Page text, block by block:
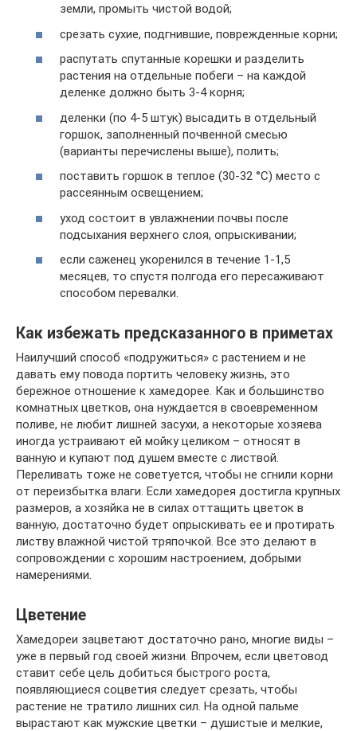
земли, промыть чистой водой;
срезать сухие, подгнившие, поврежденные корни;
распутать спутанные корешки и разделить
растения на отдельные побеги – на каждой
деленке должно быть 3-4 корня;
деленки (по 4-5 штук) высадить в отдельный
горшок, заполненный почвенной смесью
(варианты перечислены выше), полить;
поставить горшок в теплое (30-32 °С) место с
рассеянным освещением;
уход состоит в увлажнении почвы после
подсыхания верхнего слоя, опрыскивании;
если саженец укоренился в течение 1-1,5
месяцев, то спустя полгода его пересаживают
способом перевалки.
Как избежать предсказанного в приметах
Наилучший способ «подружиться» с растением и не
давать ему повода портить человеку жизнь, это
бережное отношение к хамедорее. Как и большинство
комнатных цветков, она нуждается в своевременном
поливе, не любит лишней засухи, а некоторые хозяева
иногда устраивают ей мойку целиком – относят в
ванную и купают под душем вместе с листвой.
Переливать тоже не советуется, чтобы не сгнили корни
от переизбытка влаги. Если хамедорея достигла крупных
размеров, а хозяйка не в силах оттащить цветок в
ванную, достаточно будет опрыскивать ее и протирать
листву влажной чистой тряпочкой. Все это делают в
сопровождении с хорошим настроением, добрыми
намерениями.
Цветение
Хамедореи зацветают достаточно рано, многие виды –
уже в первый год своей жизни. Впрочем, если цветовод
ставит себе цель добиться быстрого роста,
появляющиеся соцветия следует срезать, чтобы
растение не тратило лишних сил. На одной пальме
вырастают как мужские цветки – душистые и мелкие,